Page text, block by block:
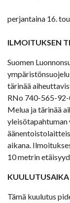
perjantaina 16.
ILMOITUKSEN
Suomen
tärinää
RNo 740-565-
Melua ja tärinää
aikana.
10 metrin
KUULUTUSAIKA
Tämä kuulutus